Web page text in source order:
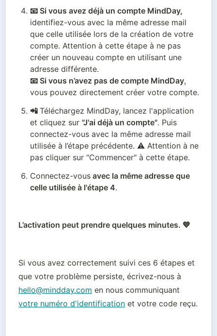
📧 Si vous avez déjà un compte MindDay,
identifiez-vous avec la même adresse mail
que celle utilisée lors de la création de votre
compte. Attention à cette étape à ne pas
créer un nouveau compte en utilisant une
📧 Si vous n’avez pas de compte MindDay,
vous pouvez directement créer votre compte.
📲 Téléchargez MindDay, lancez l'application
et cliquez sur "J'ai déjà un compte". Puis
connectez-vous avec la même adresse mail
utilisée à l’étape précédente. ⚠️ Attention à ne
pas cliquer sur "Commencer" à cette étape.
Connectez-vous avec la même adresse que
celle utilisée à l'étape 4.
L’activation peut prendre quelques minutes. 💙
Si vous avez correctement suivi ces 6 étapes et
hello@mindday.com
votre numéro d'identification et votre code reçu.